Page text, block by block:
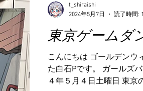
東京ゲームダ
こんにちは ゴールデンウ
た白石Pです。 ガールズ
４年５月４日土曜日 東京
t_shiraishi
2024年5月7日
読了時間: